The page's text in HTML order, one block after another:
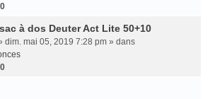
0
à dos Deuter Act Lite 50+10
dim. mai 05, 2019 7:28 pm » dans
0